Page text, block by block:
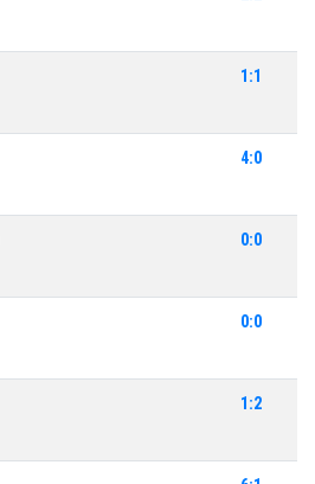
1:1
4:0
0:0
0:0
1:2